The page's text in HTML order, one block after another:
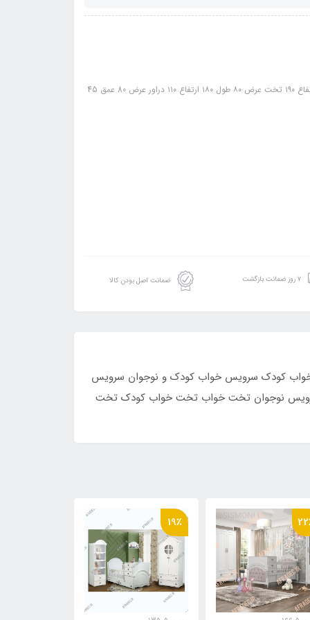
۷ روز ضمانت بازگشت ضمانت اصل بودن کالا
20 روز است.
کودک و نوجوان سرویس
سرویس نوجوان تخت خواب تخت خواب کودک تخت
3٪